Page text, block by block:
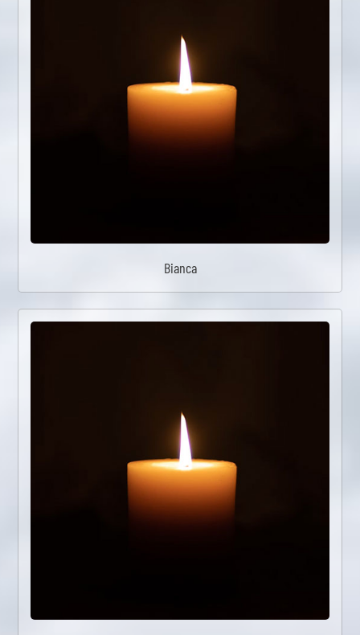
Bianca